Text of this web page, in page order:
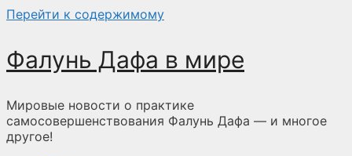
Перейти к содержимому
Фалунь Дафа в мире
Мировые новости о практике
самосовершенствования Фалунь Дафа — и многое
другое!